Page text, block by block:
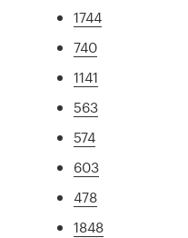
1744
740
1141
563
574
603
478
1848